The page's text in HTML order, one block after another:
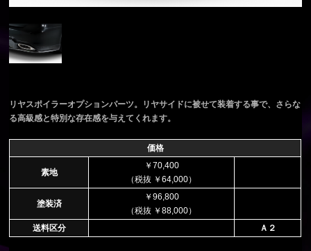
リヤスポイラーオプションパーツ。リヤサイドに被せて装着する事で、さらな
る高級感と特別な存在感を与えてくれます。
価格
素地
￥70,400
（税抜 ￥64,000）
塗装済
￥96,800
（税抜 ￥88,000）
送料区分
Ａ２